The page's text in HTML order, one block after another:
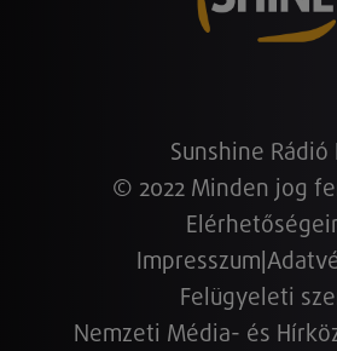
Sunshine Rádió
© 2022 Minden jog
Impresszum
Felügyeleti
Nemzeti Média- és